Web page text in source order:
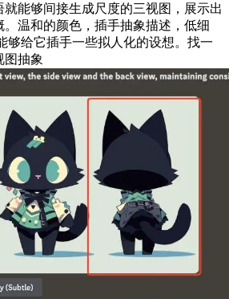
能够间接生成尺度的三视图，展示出
温和的颜色，插手抽象描述，低细
够给它插手一些拟人化的设想。找一
图抽象